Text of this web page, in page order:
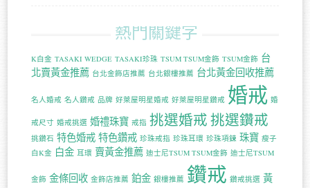
熱門關鍵字
K白金 TASAKI WEDGE TASAKI珍珠 TSUM TSUM金飾 TSUM金飾 台
北賣黃金推薦 台北金飾店推薦 台北銀樓推薦 台北黃金回收推薦
名人婚戒 名人鑽戒 品牌 好萊屋明星婚戒 好萊屋明星鑽戒 婚戒 婚
戒尺寸 婚戒挑選 婚禮珠寶 戒指 挑選婚戒挑選鑽戒
挑鑽石 特色婚戒 特色鑽戒 珍珠戒指 珍珠耳環 珍珠項鍊 珠寶 瘦子
白K金 白金 耳環 賣黃金推薦 迪士尼TSUM TSUM金飾 迪士尼TSUM
金飾 金條回收 金飾店推薦 鉑金 銀樓推薦 鑽戒 鑽戒挑選 黃